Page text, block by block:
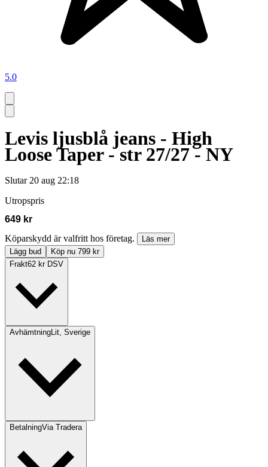
5.0
Levis ljusblå jeans - High
Loose Taper - str 27/27 - NY
Slutar 20 aug 22:18
Utropspris
649 kr
Köparskydd är valfritt hos företag.
Läs mer
Lägg bud
Köp nu 799 kr
Frakt62 kr DSV
AvhämtningLit, Sverige
BetalningVia Tradera